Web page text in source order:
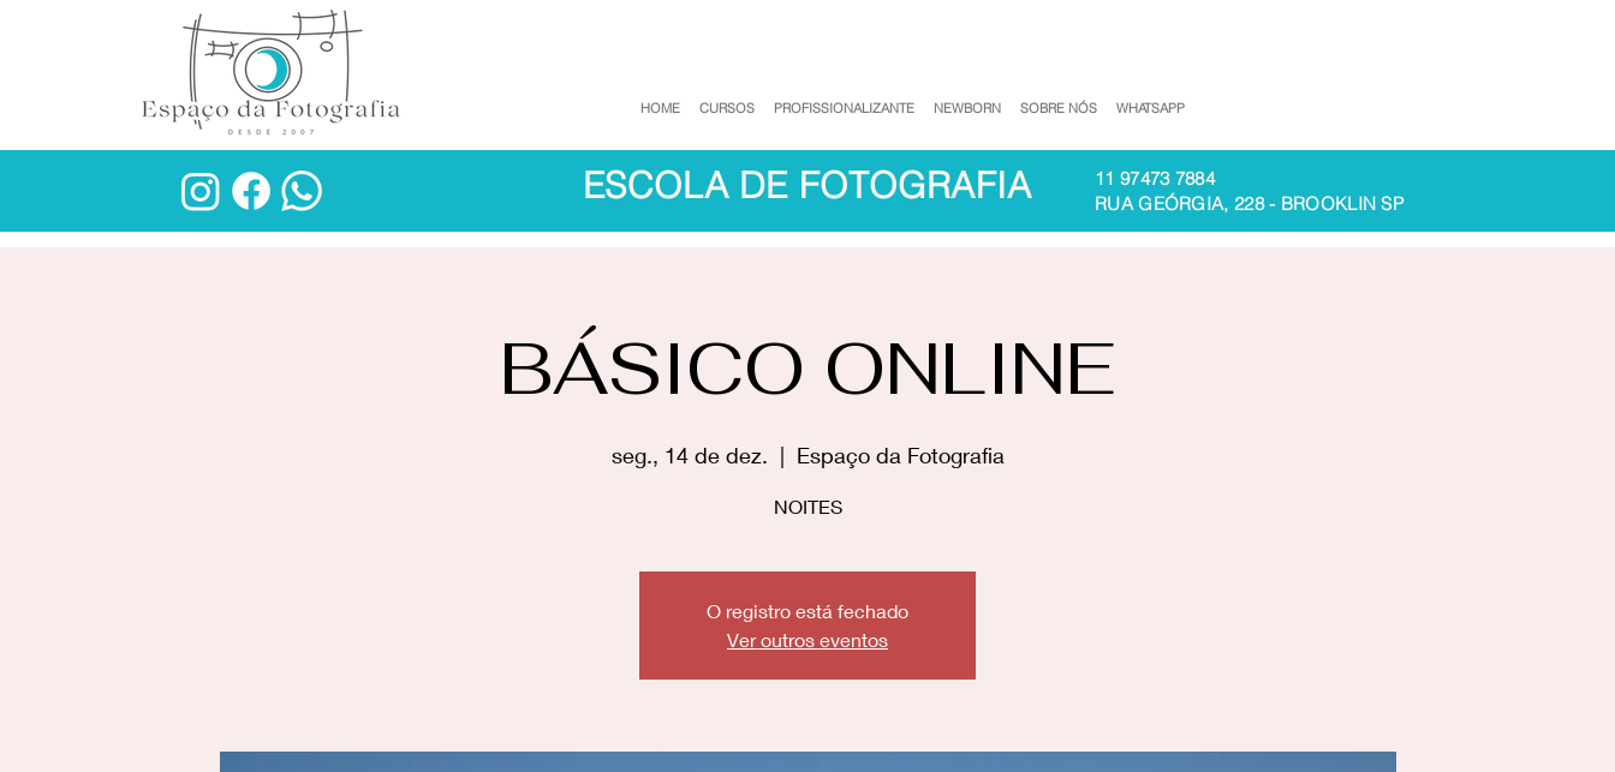
ESCOLA DE FOTOGRAFIA
11 97473 7884
RUA GEÓRGIA, 228 - BROOKLIN SP
HOME CURSOS PROFISSIONALIZANTE NEWBORN SOBRE NÓS WHATSAPP
BÁSICO ONLINE
seg., 14 de dez.
  |
Espaço da Fotografia
NOITES
O registro está fechado
Ver outros eventos